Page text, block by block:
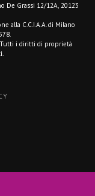
De Grassi 12/12A, 20123
alla C.C.I.A.A. di Milano
Tutti i diritti di proprietà